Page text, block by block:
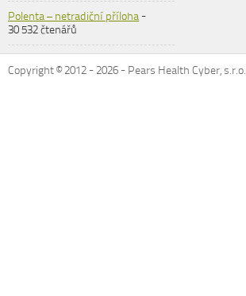
Polenta – netradiční příloha-
30 532 čtenářů
Copyright © 2012 -2026 - Pears Health Cyber, s.r.o.